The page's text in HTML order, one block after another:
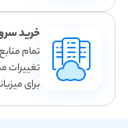
خرید
تمام
تغییرات
برای